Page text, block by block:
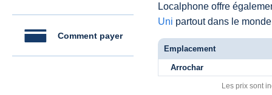
Comment payer
Localphone offre
Uni partout dans le
Emplacement
Arrochar
Les prix sont